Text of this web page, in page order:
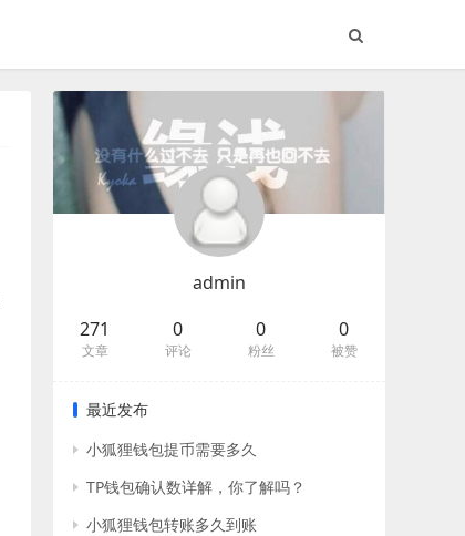
admin
271
文章
0
评论
0
粉丝
0
被赞
最近发布
小狐狸钱包提币需要多久
TP钱包确认数详解，你了解吗？
小狐狸钱包转账多久到账